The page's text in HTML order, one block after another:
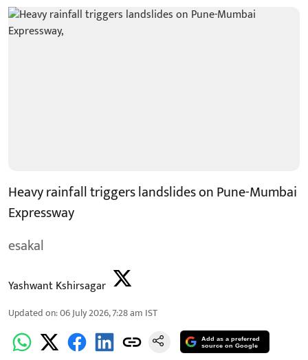
Heavy rainfall triggers landslides on Pune-Mumbai
Expressway
esakal
Yashwant Kshirsagar
Updated on:06 July 2026, 7:28 am IST
Add as a preferred
source on Google